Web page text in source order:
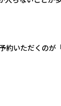
いただくのが